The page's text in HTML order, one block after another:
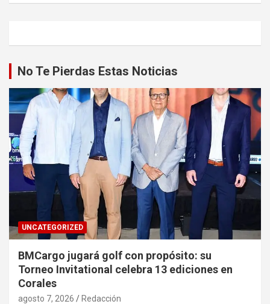
No Te Pierdas Estas Noticias
UNCATEGORIZED
BMCargo jugará golf con propósito: su
Torneo Invitational celebra 13 ediciones en
Corales
agosto 7, 2026 Redacción